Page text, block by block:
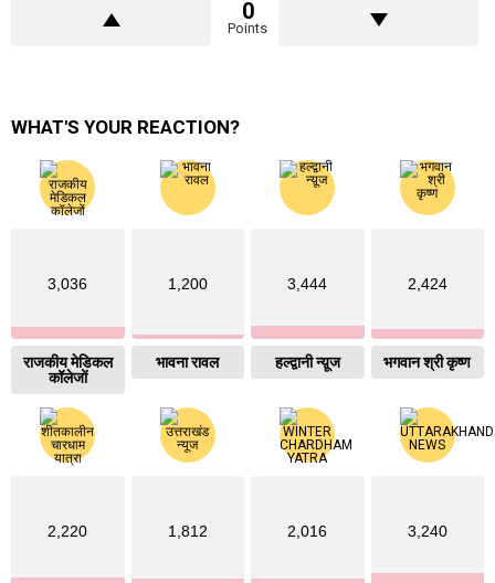
0
Points
WHAT'S YOUR REACTION?
3,036
राजकीय मेडिकल
कॉलेजों
1,200
भावना रावल
3,444
हल्द्वानी न्य़ूज
2,424
भगवान श्री कृष्ण
2,220 1,812 2,016 3,240